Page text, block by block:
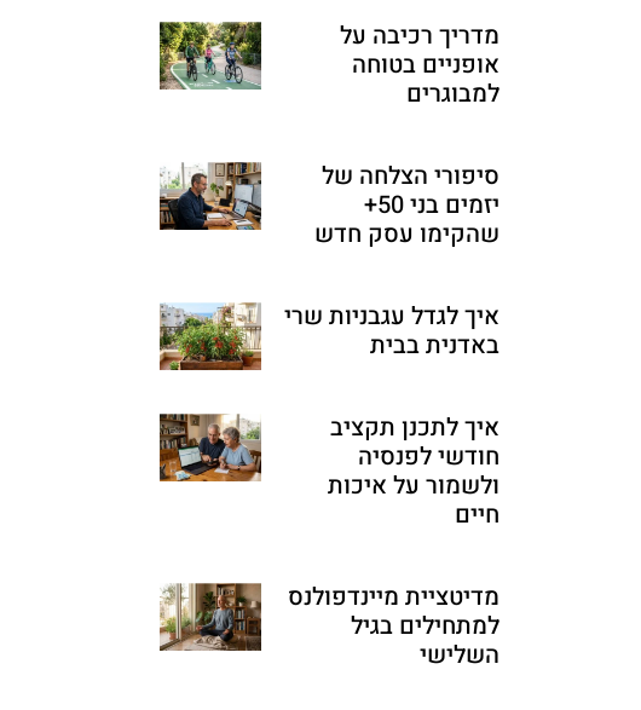
מדריך רכיבה על
אופניים בטוחה
למבוגרים
סיפורי הצלחה של
יזמים בני 50+
שהקימו עסק חדש
איך לגדל עגבניות שרי
באדנית בבית
איך לתכנן תקציב
חודשי לפנסיה
ולשמור על איכות
חיים
מדיטציית מיינדפולנס
למתחילים בגיל
השלישי